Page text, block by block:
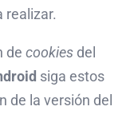
realizar.
de cookies del
siga estos
de la versión del